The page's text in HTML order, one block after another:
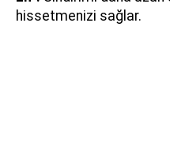
hissetmenizi sağlar.